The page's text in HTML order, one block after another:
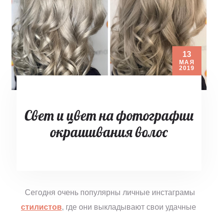
13
МАЯ
2019
Свет и цвет на фотографии
окрашивания волос
Сегодня очень популярны личные инстаграмы
стилистов, где они выкладывают свои удачные